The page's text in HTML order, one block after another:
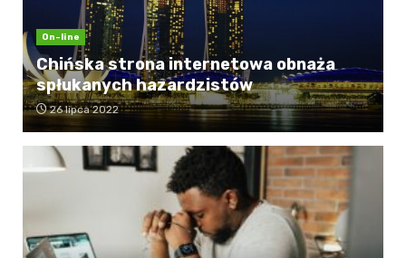
On-line
Chińska strona internetowa obnaża
spłukanych hazardzistów
26 lipca 2022